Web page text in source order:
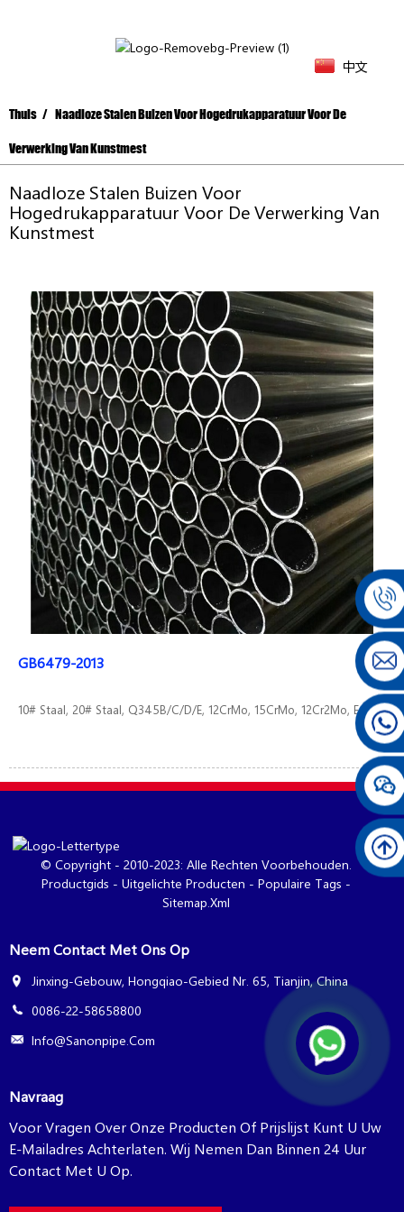
中文
Thuis Naadloze Stalen Buizen Voor Hogedrukapparatuur Voor De
Verwerking Van Kunstmest
Naadloze Stalen Buizen Voor
Hogedrukapparatuur Voor De Verwerking Van
Kunstmest
GB6479-2013
10# Staal, 20# Staal, Q345B/C/D/E, 12CrMo, 15CrMo, 12Cr2Mo, Enz.
© Copyright - 2010-2023: Alle Rechten Voorbehouden.
Productgids - Uitgelichte Producten - Populaire Tags -
Sitemap.xml
Neem Contact Met Ons Op
Jinxing-Gebouw, Hongqiao-Gebied Nr. 65, Tianjin, China
0086-22-58658800
Info@sanonpipe.com
Navraag
Voor Vragen Over Onze Producten Of Prijslijst Kunt U Uw
E-Mailadres Achterlaten. Wij Nemen Dan Binnen 24 Uur
Contact Met U Op.